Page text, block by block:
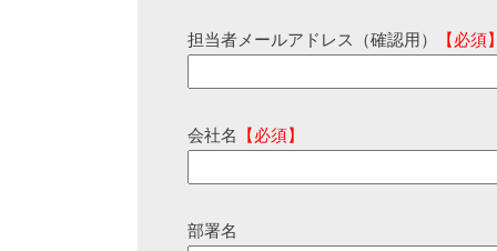
担当者メールアドレス（確認用） 【必須
会社名 【必須】
部署名